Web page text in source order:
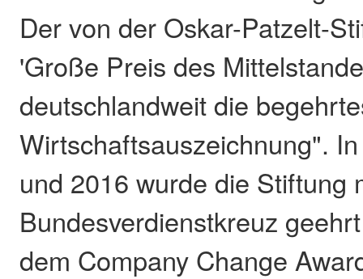
Der von der Oskar-Patzelt-
'Große Preis des
deutschlandweit die
Wirtschaftsauszeichnung".
und 2016 wurde die Stiftung
Bundesverdienstkreuz
dem Company Change